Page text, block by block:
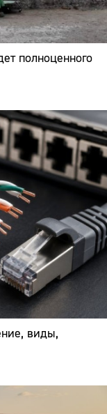
полноценного
виды,